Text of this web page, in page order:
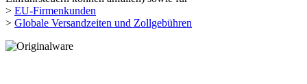
> EU-Firmenkunden
> Globale Versandzeiten und Zollgebühren